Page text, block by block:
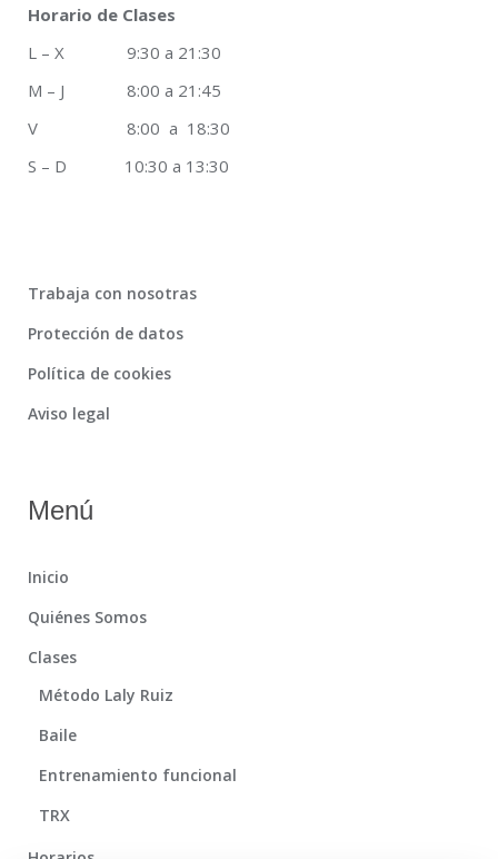
Horario de Clases
L – X 9:30 a 21:30
M – J 8:00 a 21:45
V 8:00 a 18:30
S – D 10:30 a 13:30
Trabaja con nosotras
Protección de datos
Política de cookies
Aviso legal
Menú
Inicio
Quiénes Somos
Clases
Método Laly Ruiz
Baile
Entrenamiento funcional
TRX